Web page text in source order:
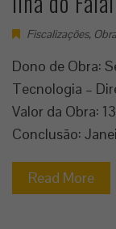
Fiscalizações,
Dono de Obra:
Tecnologia –
Valor da Obra:
Conclusão:
Read More